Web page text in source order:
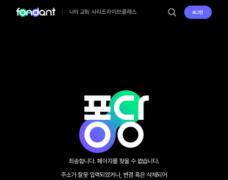
나의 교회 시리즈라이브클래스 로그인
죄송합니다. 페이지를 찾을 수 없습니다.
주소가 잘못 입력되었거나, 변경 혹은 삭제되어